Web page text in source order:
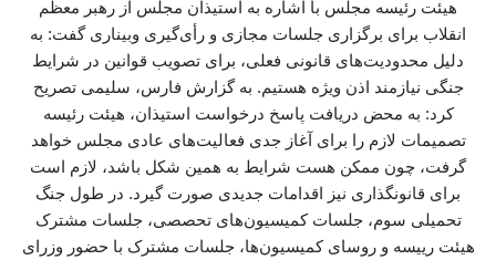
هیئت رئیسه مجلس با اشاره به استیذان مجلس از رهبر معظم
انقلاب برای برگزاری جلسات مجازی و رأی‌گیری وبیناری گفت: به
دلیل محدودیت‌های قانونی فعلی، برای تصویب قوانین در شرایط
جنگی نیازمند اذن ویژه هستیم. به گزارش فارس، سلیمی تصریح
کرد: به محض دریافت پاسخ درخواست استیذان، هیئت رئیسه
تصمیمات لازم را برای آغاز جدی فعالیت‌های عادی مجلس خواهد
گرفت، چون ممکن هست شرایط به همین شکل باشد، لازم است
برای قانونگذاری نیز اقدامات جدیدی صورت گیرد. در طول جنگ
تحمیلی سوم، جلسات کمیسیون‌های تحصصی، جلسات مشترک
هیئت رییسه و روسای کمیسیون‌ها، جلسات مشترک با حضور وزرای